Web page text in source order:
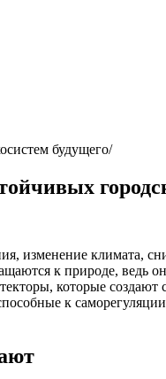
будущего
изменение климата,
к природе,
которые
к